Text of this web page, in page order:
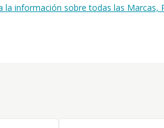
la información sobre todas las Marcas,